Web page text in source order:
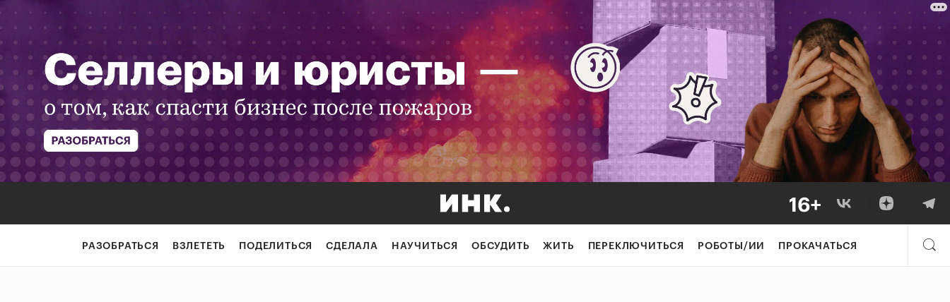
РАЗОБРАТЬСЯ ВЗЛЕТЕТЬ ПОДЕЛИТЬСЯ СДЕЛАЛА НАУЧИТЬСЯ ОБСУДИТЬ ЖИТЬ ПЕРЕКЛЮЧИТЬСЯ РОБОТЫ/ИИ ПРОКАЧАТЬСЯ